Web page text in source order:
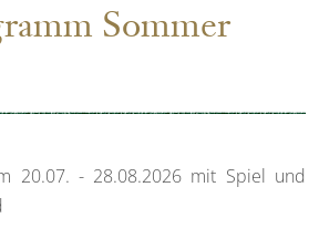
Sommer
20.07. - 28.08.2026 mit Spiel und